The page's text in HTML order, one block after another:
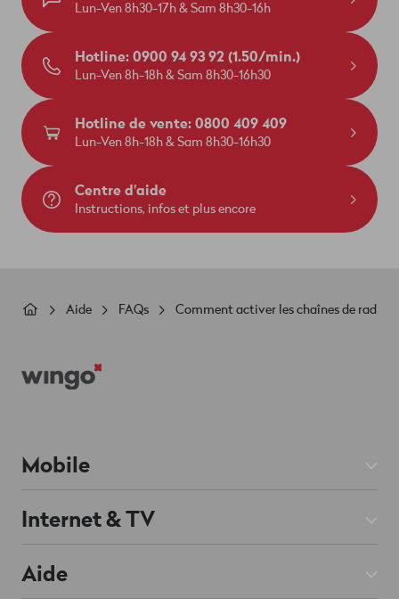
Lun-Ven 8h30-17h & Sam 8h30-16h
Hotline: 0900 94 93 92 (1.50/min.)
Lun-Ven 8h-18h & Sam 8h30-16h30
Hotline de vente: 0800 409 409
Lun-Ven 8h-18h & Sam 8h30-16h30
Centre d'aide
Instructions, infos et plus encore
Fil
Aide FAQs Comment activer les chaînes de radio?
Mobile
Abos Mobile
Prepaid
Roaming & Étranger
Internet & TV
Abos Internet
Aide